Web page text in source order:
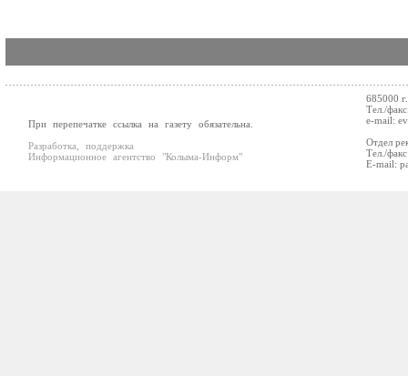
При перепечатке ссылка на газету обязательна.
Разработка, поддержка
Информационное агентство "Колыма-Информ"
685000
Тел./
e-mail:
Отдел
Тел./
E-mail: